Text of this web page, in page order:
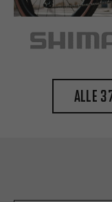
Alle